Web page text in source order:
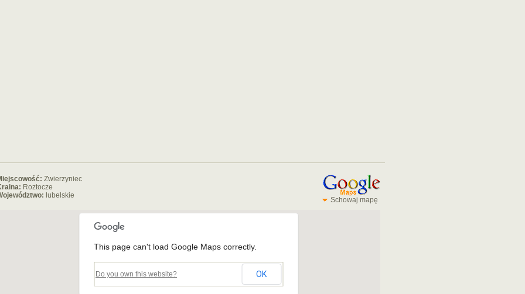
Zwierzyniec
Roztocze
lubelskie
Schowaj mapę
This page can't load Google Maps correctly.
Do you own this website? OK